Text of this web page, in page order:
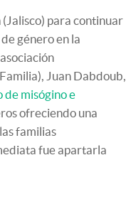
para continuar
género en la
Juan Dabdoub,
de misógino e
ofreciendo una
familias
fue apartarla